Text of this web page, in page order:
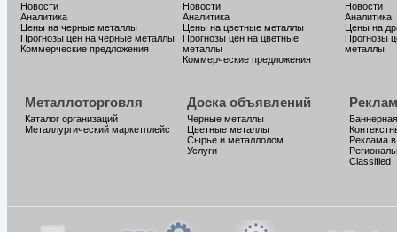
Новости
Аналитика
Цены на черные металлы
Прогнозы цен на черные металлы
Коммерческие предложения
Новости
Аналитика
Цены на цветные металлы
Прогнозы цен на цветные
металлы
Коммерческие предложения
Новости
Аналитика
Цены на
Прогнозы
металлы
Металлоторговля
Каталог организаций
Металлургический маркетплейс
Доска объявлений
Черные металлы
Цветные металлы
Сырье и металлолом
Услуги
Реклама
Classified